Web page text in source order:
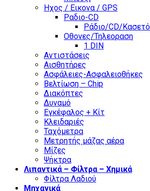
Ηχος / Εικονα / GPS
Ραδιο-CD
Ράδιο/CD/
Οθονες/Τηλεοραση
1 DIN
Αντιστάσεις
Αισθητήρες
Ασφάλειες-Ασφαλειοθήκες
Βελτίωση – Chip
Διακόπτες
Δυναμό
Εγκέφαλος + Κίτ
Κλειδαριές
Ταχόμετρα
Μετρητής μάζας αέρα
Μίζες
Ψήκτρα
Λιπαντικά – Φίλτρα – Χημικά
Φίλτρα Λαδιού
Μηχανικά